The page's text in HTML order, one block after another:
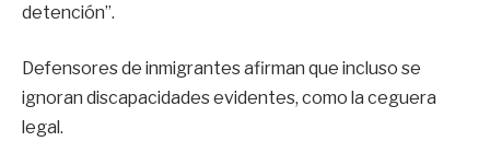
detención”.
Defensores de inmigrantes afirman que incluso se
ignoran discapacidades evidentes, como la ceguera
legal.